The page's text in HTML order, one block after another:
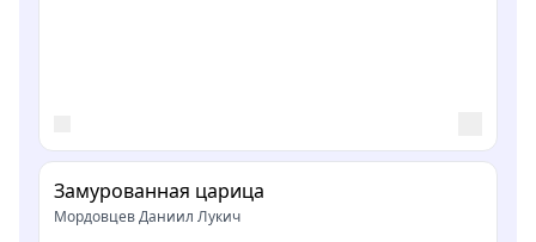
Замурованная царица
Мордовцев Даниил Лукич